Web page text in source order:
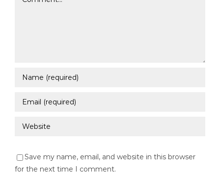
Save my name, email, and website in this browser
for the next time I comment.